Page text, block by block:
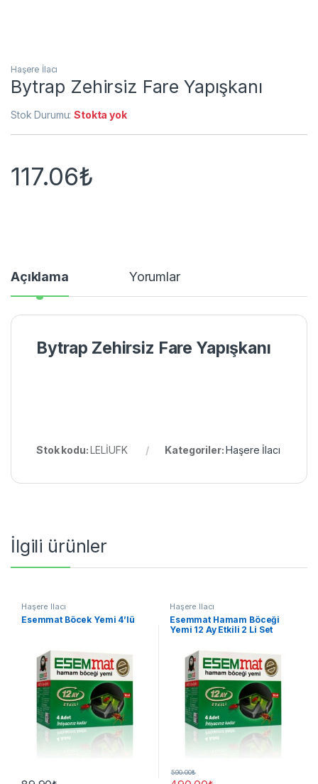
Haşere İlacı
Bytrap Zehirsiz Fare Yapışkanı
Stok Durumu:Stokta yok
117.06₺
Açıklama Yorumlar
Bytrap Zehirsiz Fare Yapışkanı
Stok kodu:LELİUFK Kategoriler:Haşere İlacı
İlgili ürünler
Haşere İlacı
Esemmat Böcek Yemi 4’lü
Haşere İlacı
Esemmat Hamam Böceği
Yemi 12 Ay Etkili 2 Li Set
590.00₺